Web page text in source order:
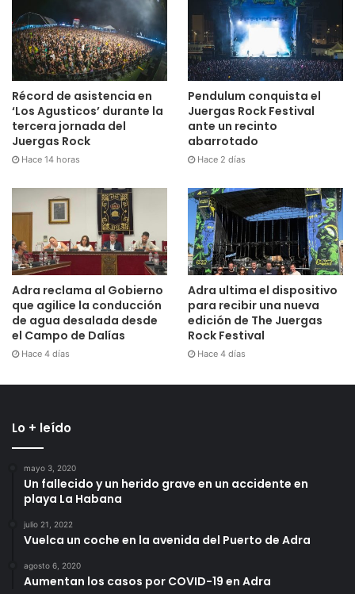
Récord de asistencia en
‘Los Agusticos’ durante la
tercera jornada del
Juergas Rock
Hace 14 horas
Pendulum conquista el
Juergas Rock Festival
ante un recinto
abarrotado
Hace 2 días
Adra reclama al Gobierno
que agilice la conducción
de agua desalada desde
el Campo de Dalías
Hace 4 días
Adra ultima el dispositivo
para recibir una nueva
edición de The Juergas
Rock Festival
Hace 4 días
Lo + leído
mayo 3, 2020
Un fallecido y un herido grave en un accidente en
playa La Habana
julio 21, 2022
Vuelca un coche en la avenida del Puerto de Adra
agosto 6, 2020
Aumentan los casos por COVID-19 en Adra